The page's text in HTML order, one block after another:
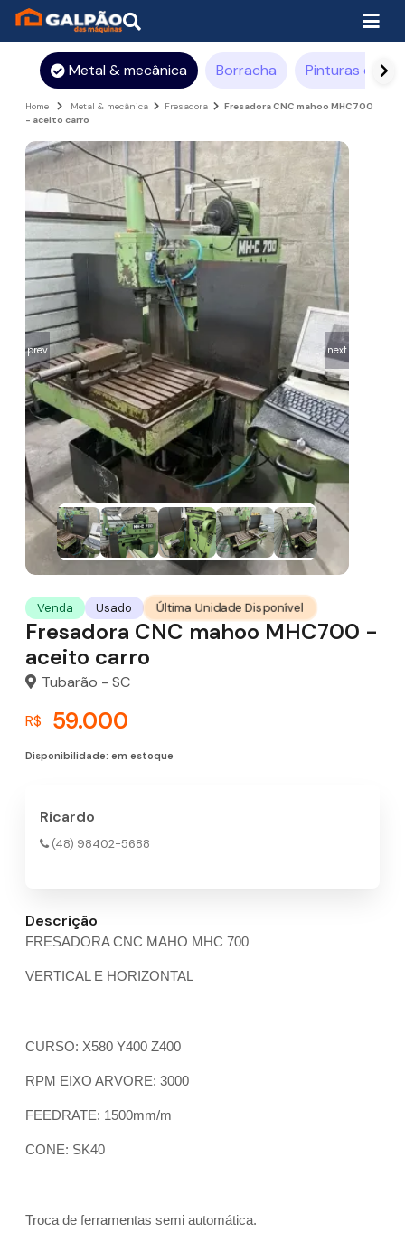
Metal & mecânica Borracha Pinturas e
Home Metal & mecânica Fresadora
Fresadora CNC mahoo MHC700
- aceito carro
prev next
Venda Usado Última Unidade Disponível
Fresadora CNC mahoo MHC700 -
aceito carro
Tubarão - SC
R$ 59.000
Disponibilidade: em estoque
Ricardo
(48) 98402-5688
Descrição
FRESADORA CNC MAHO MHC 700
VERTICAL E HORIZONTAL
CURSO: X580 Y400 Z400
RPM EIXO ARVORE: 3000
FEEDRATE: 1500mm/m
CONE: SK40
Troca de ferramentas semi automática.